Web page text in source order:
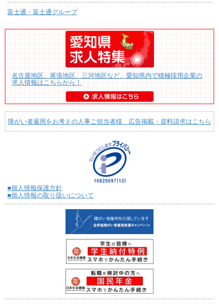
富士通・富士通グループ
名古屋地区、尾張地区、三河地区など、愛知県内で積極採用企業の
求人情報はこちらから！
障がい者雇用をお考えの人事ご担当者様 広告掲載・資料請求はこちら
■個人情報保護方針
■個人情報の取り扱いについて